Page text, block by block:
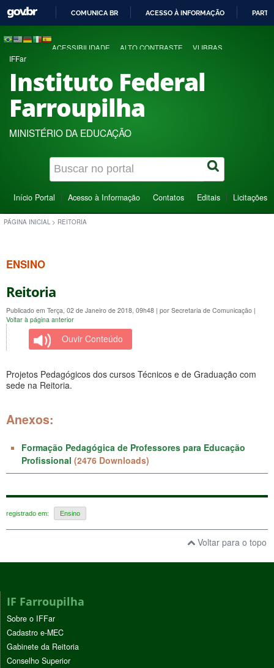
COMUNICA BR ACESSO À INFORMAÇÃO
ACESSIBILIDADE ALTO CONTRASTE VLIBRAS
IFFar
Instituto Federal
Farroupilha
MINISTÉRIO DA EDUCAÇÃO
Início Portal Acesso à Informação Contatos Editais Licitações
PÁGINA INICIAL > REITORIA
ENSINO
Reitoria
Publicado em Terça, 02 de Janeiro de 2018, 09h48 | por Secretaria de Comunicação |
Voltar à página anterior
Ouvir Conteúdo
Projetos Pedagógicos dos cursos Técnicos e de Graduação com
sede na Reitoria.
Anexos:
Formação Pedagógica de Professores para Educação
Profissional (2476 Downloads)
registrado em: Ensino
Voltar para o topo
IF Farroupilha
Sobre o IFFar
Cadastro e-MEC
Gabinete da Reitoria
Conselho Superior